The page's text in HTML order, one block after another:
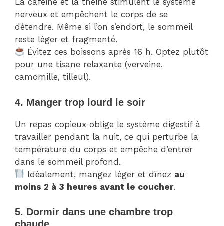
La caféine et la théine stimulent le système
nerveux et empêchent le corps de se
détendre. Même si l’on s’endort, le sommeil
reste léger et fragmenté.
Évitez ces boissons après 16 h. Optez plutôt
pour une tisane relaxante (verveine,
camomille, tilleul).
4. Manger trop lourd le soir
Un repas copieux oblige le système digestif à
travailler pendant la nuit, ce qui perturbe la
température du corps et empêche d’entrer
dans le sommeil profond.
Idéalement, mangez léger et dînez au
moins 2 à 3 heures avant le coucher.
5. Dormir dans une chambre trop